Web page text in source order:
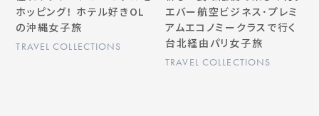
ホッピング！ ホテル好きOL
の沖縄女子旅
TRAVEL COLLECTIONS
エバー航空ビジネス･プレミ
アムエコノミークラスで行く
台北経由パリ女子旅
TRAVEL COLLECTIONS